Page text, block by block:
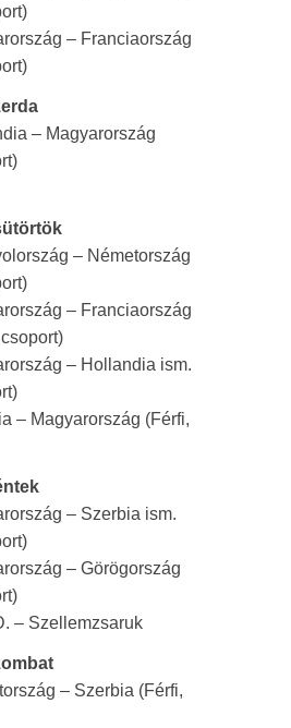
– Franciaország
– Magyarország
– Németország
– Franciaország
– Hollandia ism.
– Magyarország (Férfi,
– Szerbia ism.
– Görögország
– Szellemzsaruk
– Szerbia (Férfi,